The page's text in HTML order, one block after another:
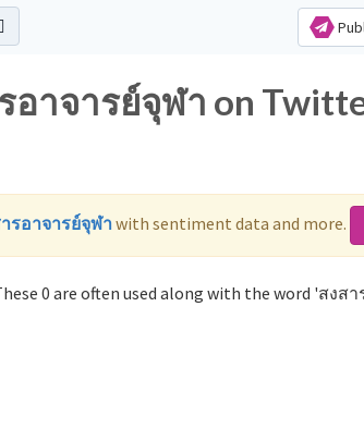
อาจารย์จุฬา on
รอาจารย์จุฬาwith sentiment data and more.
0 are often used along with the word 'สงส